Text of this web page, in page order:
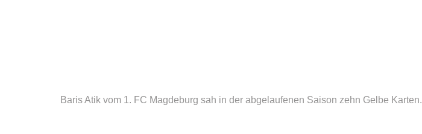
Baris Atik vom 1. FC Magdeburg sah in der abgelaufenen Saison zehn Gelbe Karten.